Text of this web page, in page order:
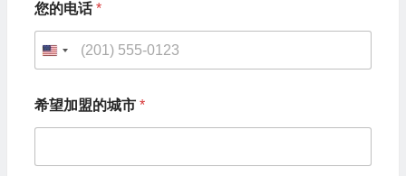
您
的
其
题
？
您
电
您的电话*
U
i
e
希望加盟的城市 *